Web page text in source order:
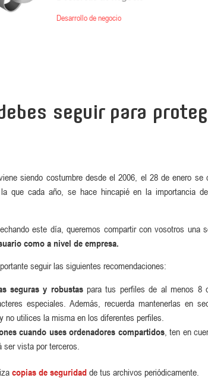
Desarrollo de negocio
seguir para
siendo costumbre desde el 2006, el 28 de enero se
que cada año, se hace hincapié en la importancia
este día, queremos compartir con vosotros una
como a nivel de empresa.
seguir las siguientes recomendaciones:
seguras y robustaspara tus perfiles de al menos 8
especiales. Además, recuerda mantenerlas en
no utilices la misma en los diferentes perfiles.
cuando uses ordenadores compartidos, ten en
ser vista por terceros.
copias de seguridad de tus archivos periódicamente.